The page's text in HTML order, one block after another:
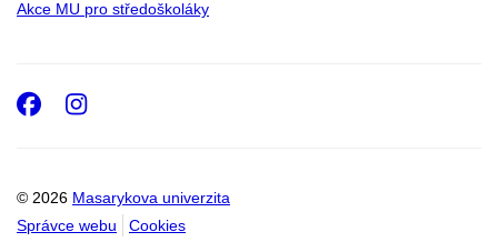
Akce MU pro středoškoláky
© 2026 Masarykova univerzita
Správce webu
Cookies
Facebook
Instagram